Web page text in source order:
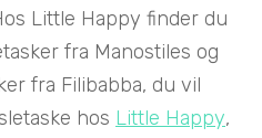
Little Happy finder du
fra Manostiles og
fra Filibabba, du vil
hos Little Happy,